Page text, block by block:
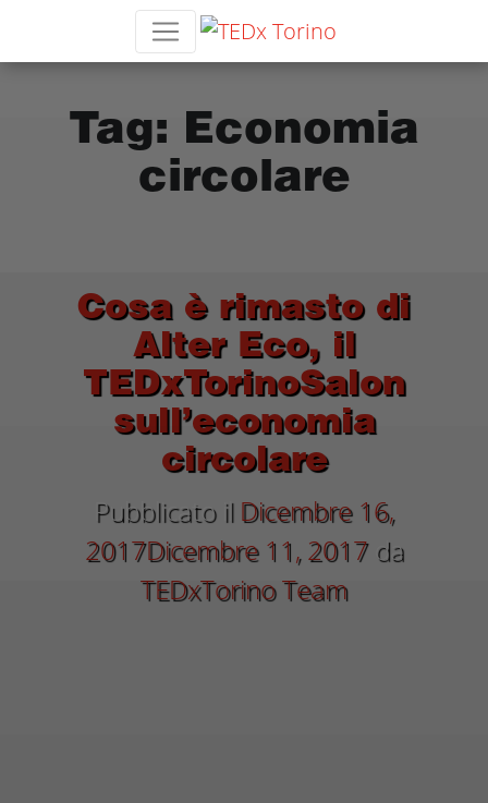
Tag: Economia
circolare
Cosa è rimasto di
Alter Eco, il
TEDxTorinoSalon
sull’economia
circolare
Pubblicato il Dicembre 16,
2017Dicembre 11, 2017da
TEDxTorino Team